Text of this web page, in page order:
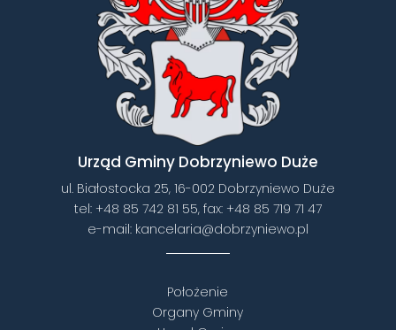
Urząd Gminy Dobrzyniewo Duże
ul. Białostocka 25, 16-002 Dobrzyniewo Duże
tel: +48 85 742 81 55, fax: +48 85 719 71 47
e-mail: kancelaria@dobrzyniewo.pl
Położenie
Organy Gminy